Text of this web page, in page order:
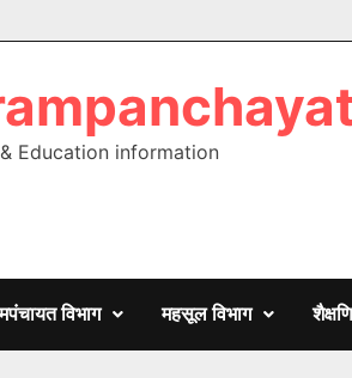
Education information
विभाग महसूल विभाग